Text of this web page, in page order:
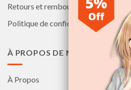
Retours et remboursements
Politique de confidentialité
À PROPOS DE NOUS
À Propos